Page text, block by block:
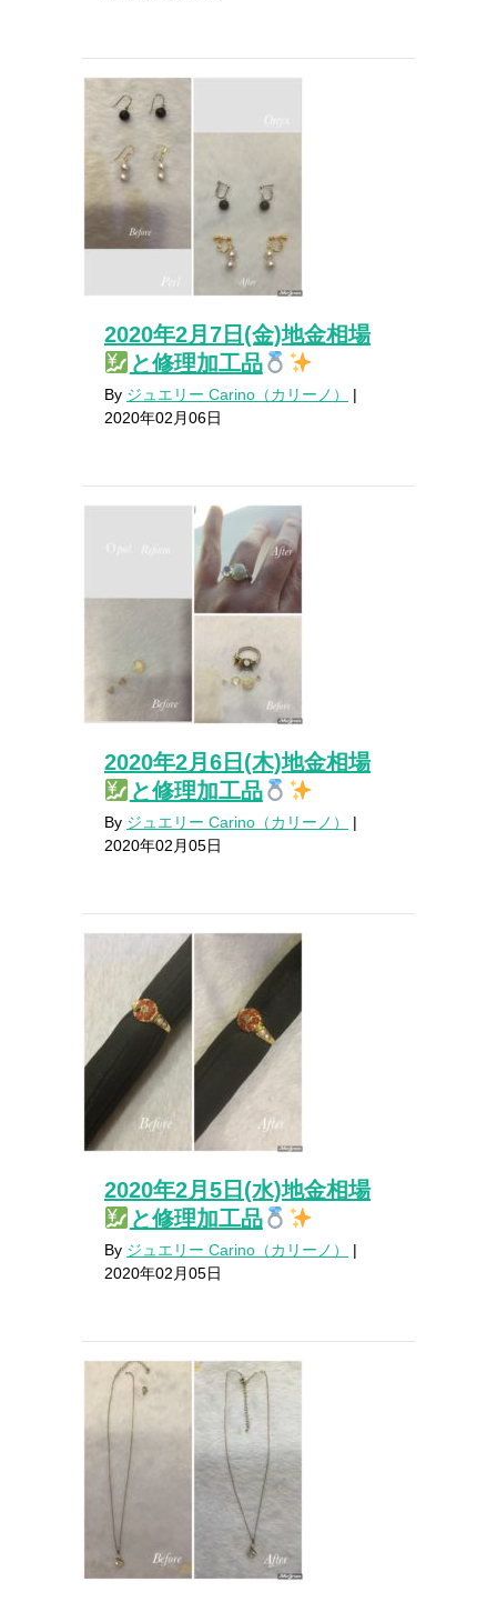
2020年2月7日(金)地金相場
と修理加工品
By ジュエリー Carino（カリーノ）
|
2020年02月06日
2020年2月6日(木)地金相場
と修理加工品
By ジュエリー Carino（カリーノ）
|
2020年02月05日
2020年2月5日(水)地金相場
と修理加工品
By ジュエリー Carino（カリーノ）
|
2020年02月05日